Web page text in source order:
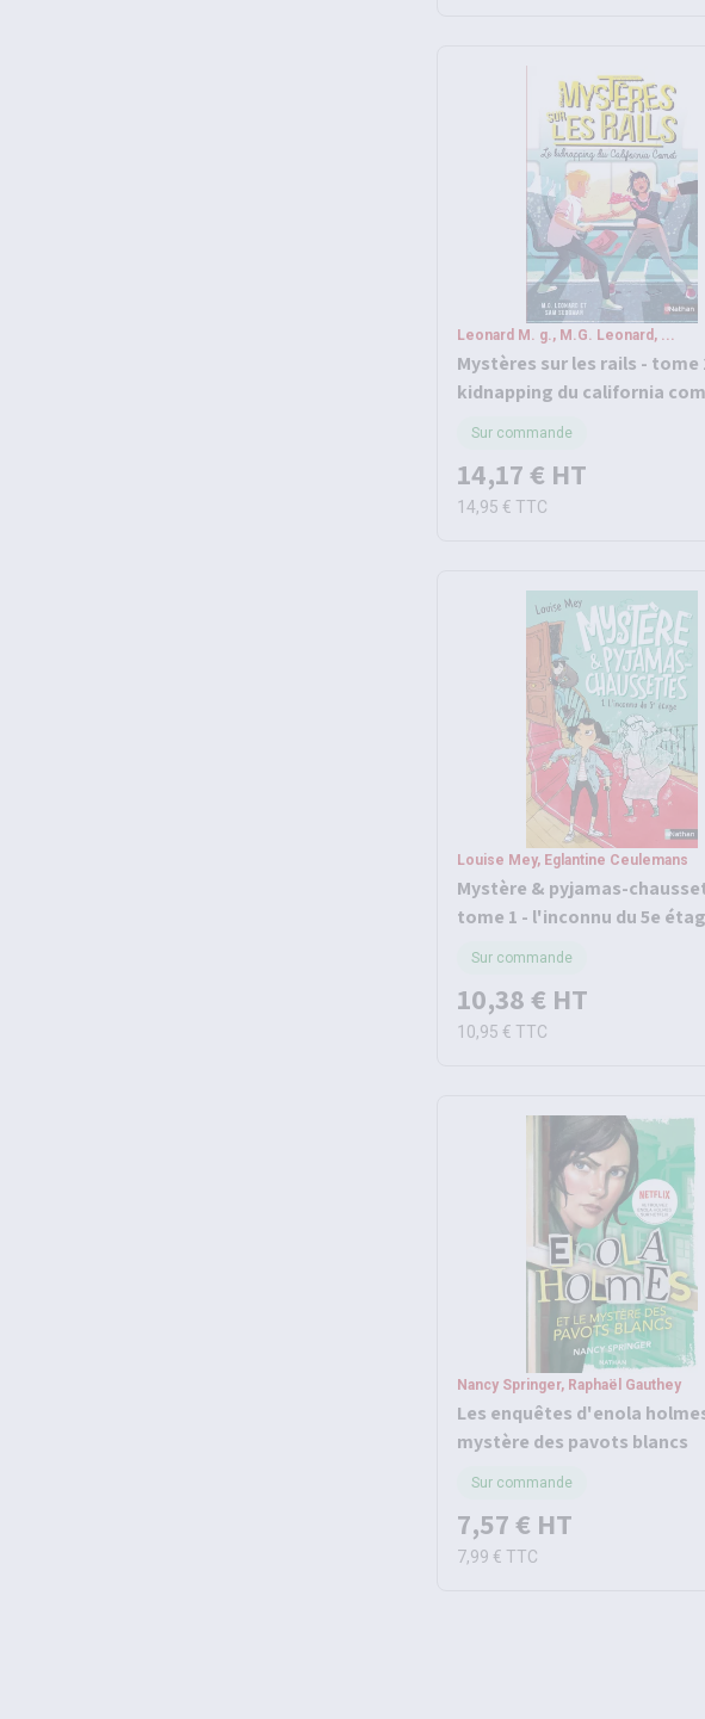
Leonard M. g., M.G. Leonard, ...
Mystères sur les rails - tome
kidnapping du california
Sur commande
14,17 € HT
14,95 € TTC
Louise Mey, Eglantine Ceulemans
Mystère & pyjamas-
tome 1 - l'inconnu du 5e
Sur commande
10,38 € HT
10,95 € TTC
Nancy Springer, Raphaël Gauthey
Les enquêtes d'enola
mystère des pavots blancs
Sur commande
7,57 € HT
7,99 € TTC